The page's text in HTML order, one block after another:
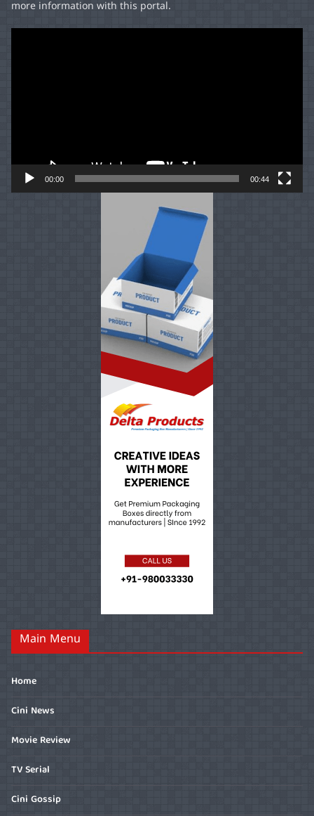
more information with this portal.
00:00 00:44
Main Menu
Home
Cini News
Movie Review
TV Serial
Cini Gossip